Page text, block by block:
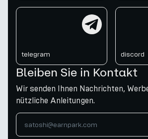
telegram discord
Bleiben Sie in Kontakt
Wir senden Ihnen Nachrichten,
nützliche Anleitungen.